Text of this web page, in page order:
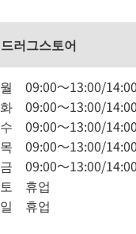
드러그스토어
월 09:00～13:00/
화 09:00～13:00/
수 09:00～13:00/
목 09:00～13:00/
금 09:00～13:00/
토 휴업
일 휴업